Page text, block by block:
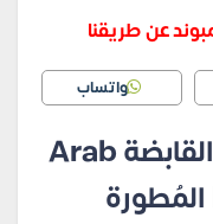
عن طريقنا
واتساب
شركة المطورون العرب القابضة Arab
Developers Holding المُطورة